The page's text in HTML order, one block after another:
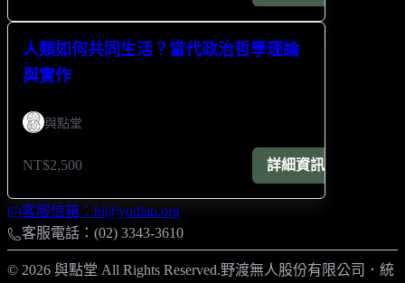
人類如何共同生活？當代政治哲學理論
與實作
與點堂
NT$2,500 詳細資訊
客服信箱：hi@yudian.org
客服電話：(02) 3343-3610
© 2026 與點堂 All Rights Reserved.野渡無人股份有限公司 ． 統